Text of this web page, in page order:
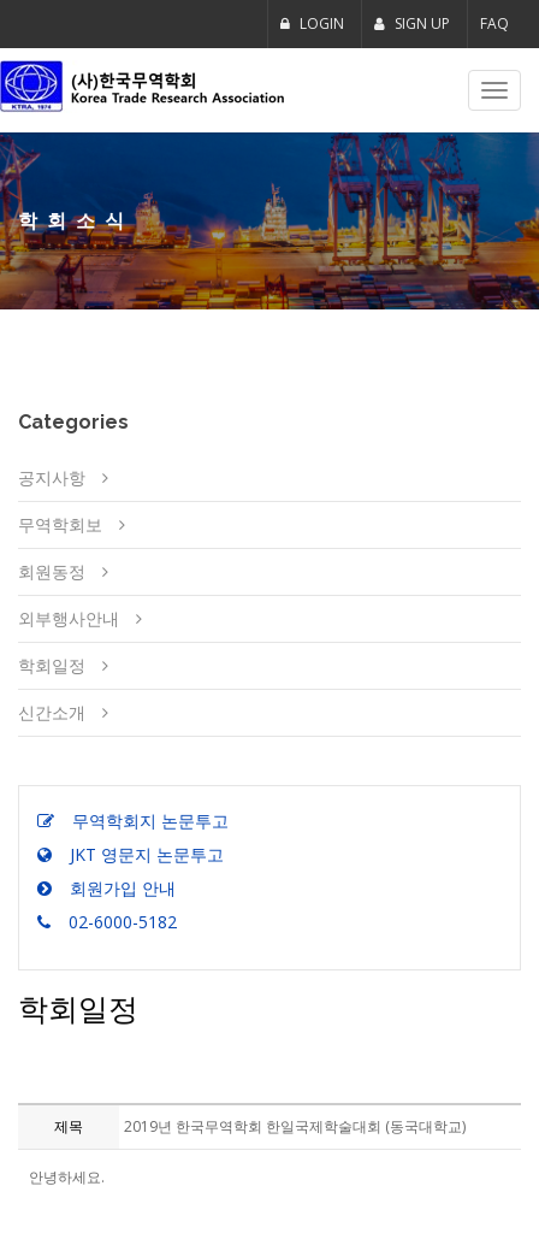
LOGIN SIGN UP FAQ
학회소식
Categories
공지사항
무역학회보
회원동정
외부행사안내
학회일정
신간소개
무역학회지 논문투고
JKT 영문지 논문투고
회원가입 안내
02-6000-5182
학회일정
제목 2019년 한국무역학회 한일국제학술대회 (동국대학교)
안녕하세요.